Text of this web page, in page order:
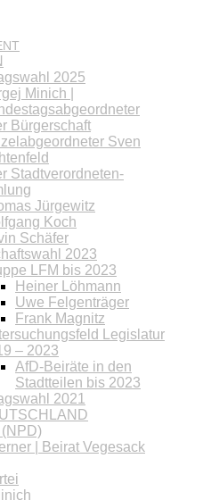
2025
Minich |
Bürgerschaft
Sven
Stadtverordneten-
Jürgewitz
Koch
Schäfer
2023
LFM bis 2023
Heiner Löhmann
Uwe Felgenträger
Frank Magnitz
Legislatur
– 2023
AfD-Beiräte in den
Stadtteilen bis 2023
2021
(NPD)
| Beirat Vegesack